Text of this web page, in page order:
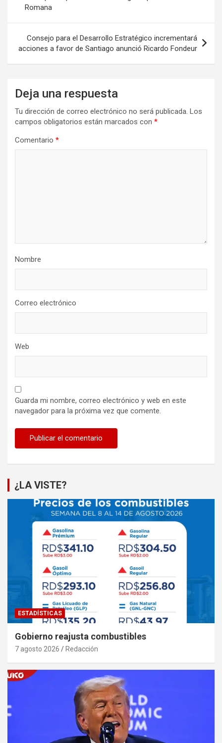
entradas
Romana
Consejo para el Desarrollo Estratégico incrementará
acciones a favor de Santiago anunció Ricardo Fondeur
Deja una respuesta
Tu dirección de correo electrónico no será publicada. Los
campos obligatorios están marcados con *
Comentario *
Nombre
Correo electrónico
Web
Guarda mi nombre, correo electrónico y web en este
navegador para la próxima vez que comente.
¿LA VISTE?
ESTADÍSTICAS
Gobierno reajusta combustibles
7 agosto 2026 Redacción